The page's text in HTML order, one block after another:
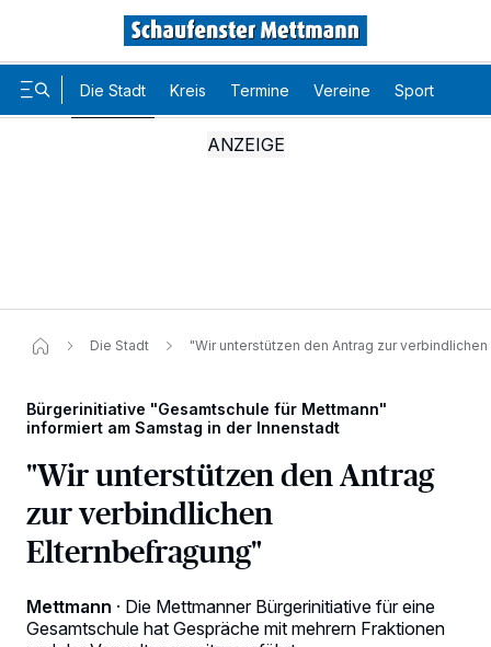
Die Stadt Kreis Termine Vereine Sport
Die Stadt "Wir unterstützen den Antrag zur
Bürgerinitiative "Gesamtschule für Mettmann"
informiert am Samstag in der Innenstadt
"Wir unterstützen den Antrag
zur verbindlichen
Elternbefragung"
Mettmann · Die Mettmanner Bürgerinitiative für eine
Gesamtschule hat Gespräche mit mehrern Fraktionen
Wir und unsere218-Partner speichern und greifen auf
personenbezogene Daten wie Browserdaten oder eindeutige
Kennungen auf Ihrem Gerät zu. Durch Auswahl von OK aktivieren Sie
Tracking-Technologien für die unter „Wir und unsere Partner
Zwecke. Wenn Tracker deaktiviert sind, sind manche Inhalte und
Anzeigen möglicherweise nicht mehr so relevant für Sie. Sie können
dieses Menü jederzeit wieder aufrufen, um Ihre Einstellungen zu